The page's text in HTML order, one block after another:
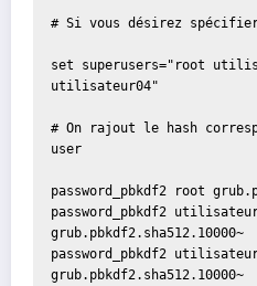
# Si vous désirez
set superusers="root
utilisateur04"
# On rajout le hash
user
password_pbkdf2 root
password_pbkdf2
grub.pbkdf2.sha512.10000~
password_pbkdf2
grub.pbkdf2.sha512.10000~